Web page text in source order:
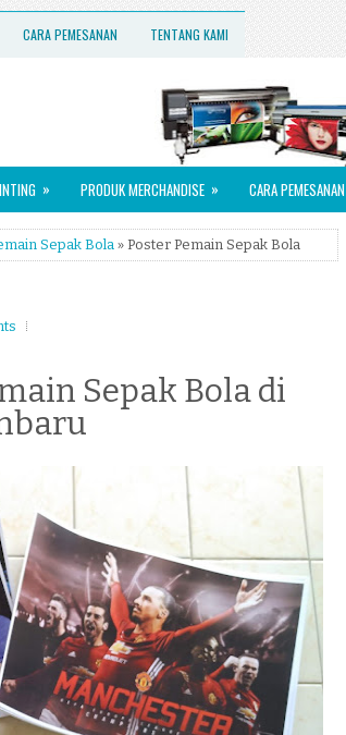
CARA PEMESANAN TENTANG KAMI
» PRODUK MERCHANDISE » CARA PEMESANAN
Sepak Bola» Poster Pemain Sepak Bola
Sepak Bola di